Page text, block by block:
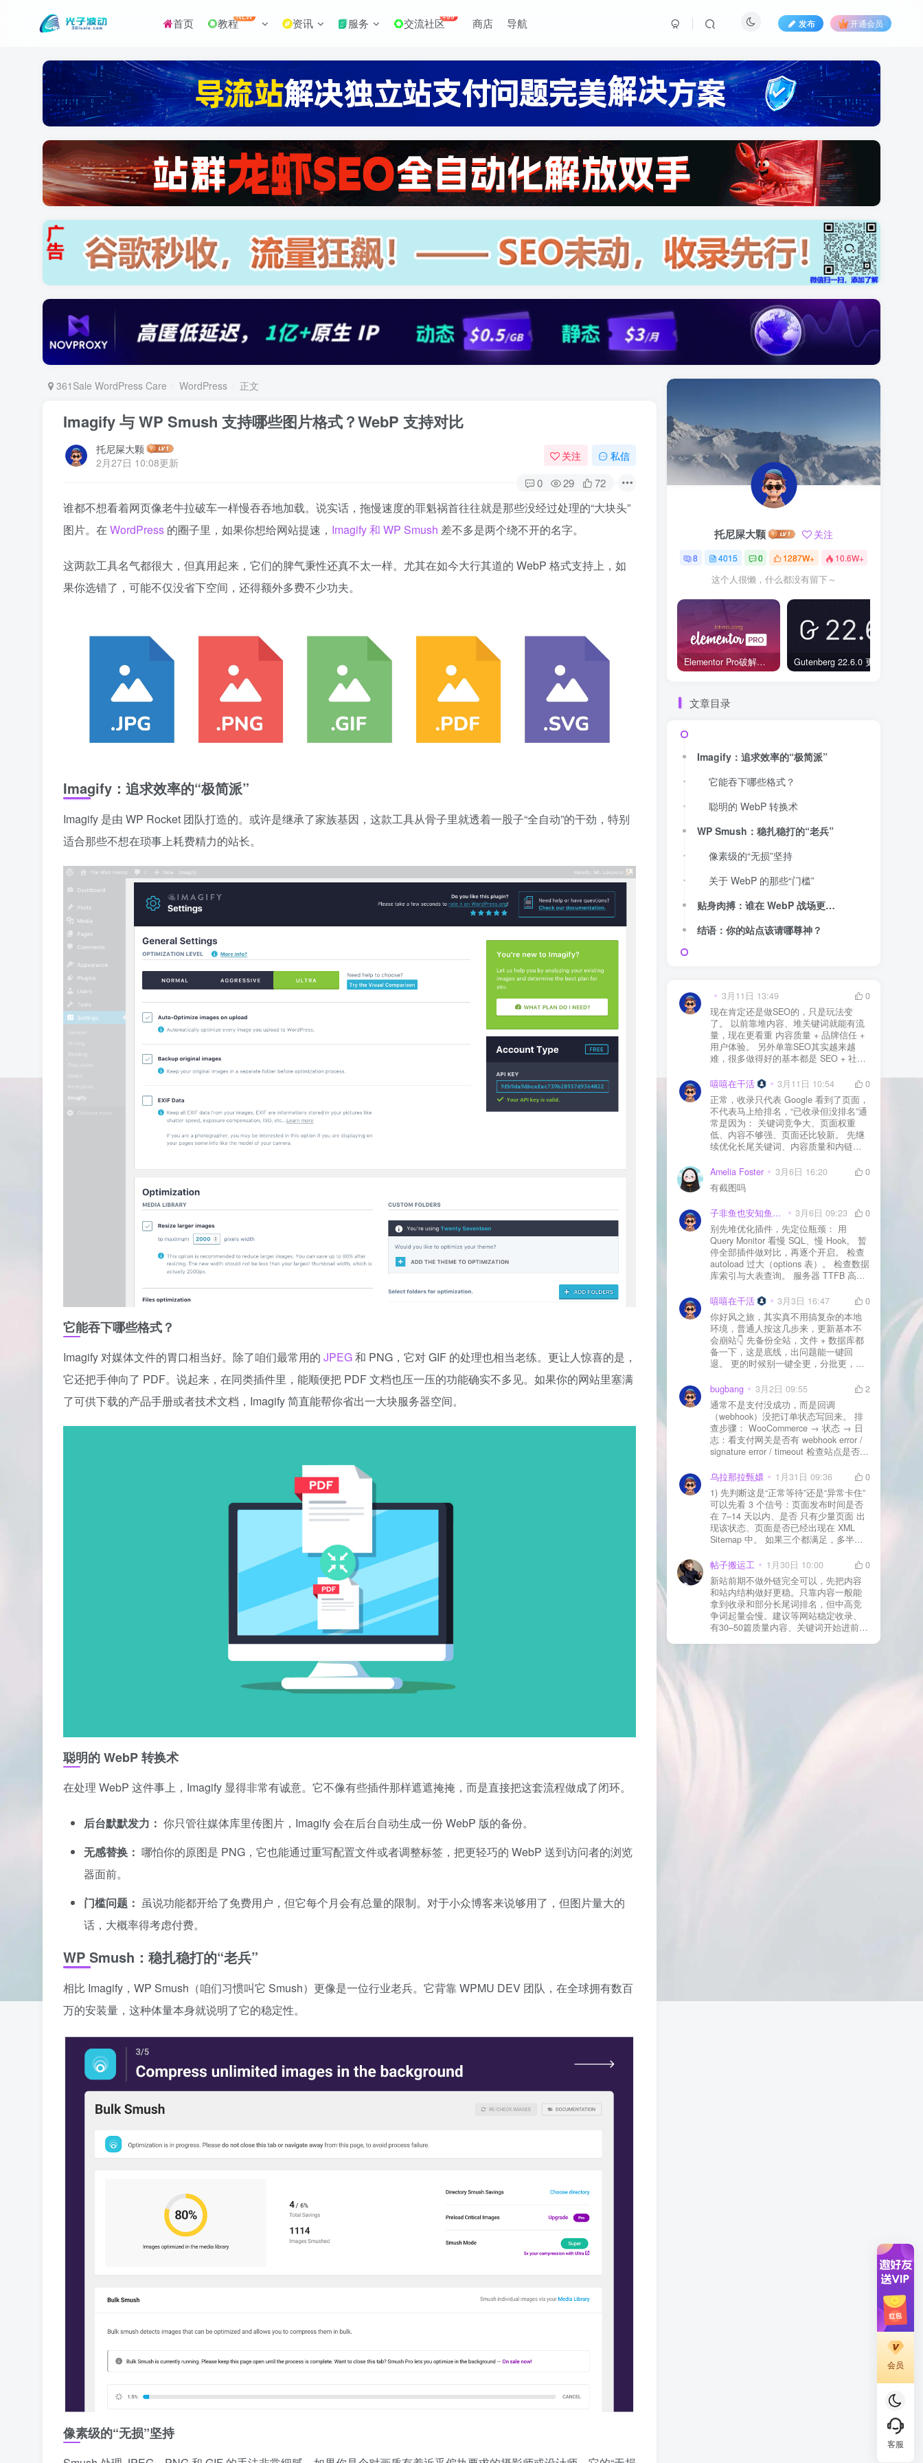
首页 教程NEW 资讯 服务 交流社区+99 商店 导航 发布 开通会员
361Sale WordPress Care WordPress 正文
Imagify 与 WP Smush 支持哪些图片格式？WebP 支持对比
托尼屎大颗
2月27日 10:08更新
关注 私信
0 29 72
谁都不想看着网页像老牛拉破车一样慢吞吞地加载。说实话，拖慢速度的罪魁祸首往往就是那些没经过处理的“大块头”
图片。在 WordPress 的圈子里，如果你想给网站提速， Imagify 和 WP Smush 差不多是两个绕不开的名字。
这两款工具名气都很大，但真用起来，它们的脾气秉性还真不太一样。尤其在如今大行其道的 WebP 格式支持上，如
果你选错了，可能不仅没省下空间，还得额外多费不少功夫。
Imagify：追求效率的“极简派”
Imagify 是由 WP Rocket 团队打造的。或许是继承了家族基因，这款工具从骨子里就透着一股子“全自动”的干劲，特别
适合那些不想在琐事上耗费精力的站长。
它能吞下哪些格式？
Imagify 对媒体文件的胃口相当好。除了咱们最常用的 JPEG和 PNG，它对 GIF 的处理也相当老练。更让人惊喜的是，
它还把手伸向了 PDF。说起来，在同类插件里，能顺便把 PDF 文档也压一压的功能确实不多见。如果你的网站里塞满
了可供下载的产品手册或者技术文档，Imagify 简直能帮你省出一大块服务器空间。
聪明的 WebP 转换术
在处理 WebP 这件事上，Imagify 显得非常有诚意。它不像有些插件那样遮遮掩掩，而是直接把这套流程做成了闭环。
后台默默发力： 你只管往媒体库里传图片，Imagify 会在后台自动生成一份 WebP 版的备份。
无感替换： 哪怕你的原图是 PNG，它也能通过重写配置文件或者调整标签，把更轻巧的 WebP 送到访问者的浏览
器面前。
门槛问题： 虽说功能都开给了免费用户，但它每个月会有总量的限制。对于小众博客来说够用了，但图片量大的
话，大概率得考虑付费。
WP Smush：稳扎稳打的“老兵”
相比 Imagify，WP Smush（咱们习惯叫它 Smush）更像是一位行业老兵。它背靠 WPMU DEV 团队，在全球拥有数百
万的安装量，这种体量本身就说明了它的稳定性。
像素级的“无损”坚持
托尼屎大颗 关注
8 4015 0 1287W+ 10.6W+
这个人很懒，什么都没有留下～
Elementor Pro破解版还能用吗？2026年常见风险与后果盘点
文章目录
Imagify：追求效率的“极简派”
它能吞下哪些格式？
聪明的 WebP 转换术
WP Smush：稳扎稳打的“老兵”
像素级的“无损”坚持
关于 WebP 的那些“门槛”
贴身肉搏：谁在 WebP 战场更胜一筹？
结语：你的站点该请哪尊神？
3月11日 13:49
0
现在肯定还是做SEO的，只是玩法变
了。 以前靠堆内容、堆关键词就能有流
量，现在更看重 内容质量 + 品牌信任 +
用户体验。 另外单靠SEO其实越来越
难，很多做得好的基本都是 SEO + 社媒
质还是一个长期获客渠道，但不能再当
成唯一渠道了。
嘻嘻在干活 3月11日 10:54
0
正常，收录只代表 Google 看到了页面，
不代表马上给排名，“已收录但没排名”通
常是因为： 关键词竞争大、页面权重
低、内容不够强、页面还比较新。 先继
续优化长尾关键词、内容质量和内链，
Amelia Foster
3月6日 16:20
0
有截图吗
子非鱼也安知鱼之乐 3月6日 09:23
0
别先堆优化插件，先定位瓶颈： 用
Query Monitor 看慢 SQL、慢 Hook。 暂
停全部插件做对比，再逐个开启。 检查
autoload 过大（options 表）。 检查数据
库索引与大表查询。 服务器 TTFB 高就
嘻嘻在干活
3月3日 16:47
0
你好风之旅，其实真不用搞复杂的本地
环境，普通人按这几步来，更新基本不
会崩站👇 先备份全站，文件 + 数据库都
备一下，这是底线，出问题能一键回
退。 更的时候别一键全更，分批更，先
立刻清缓存，去前台检查首页、文章
页、按钮、表单这些关键位置。 最好再
装个支持版本回滚的插件，万一崩了，
一秒切回旧版。 总结来说：先备份、分
批更、更完查、留退路，稳得很✅😎希望
能帮到你
bugbang 3月2日 09:55
2
通常不是支付没成功，而是回调
（webhook）没把订单状态写回来。 排
查步骤： WooCommerce → 状态 → 日
志：看支付网关是否有 webhook error /
signature error / timeout 检查站点是否被
全插件） 检查是否启用了“缓存结账页/接
口路径”（结账页和回调接口不应缓存）
看服务器错误日志是否有 500/致命错误
导致回调执行中断 解决方案： 放行 wp-
json、wc-api、支付网关回调 URL（按网
关文档配置） 关闭结账页的缓存与 JS
合并压缩测试一次 若使用 Cloudflare：
则
乌拉那拉甄嬛 1月31日 09:36
0
1) 先判断这是“正常等待”还是“异常卡住”
可以先看 3 个信号：页面发布时间是否
在 7–14 天以内、是否 只有少量页面 出
现该状态、页面是否已经出现在 XML
Sitemap 中。 如果三个都满足，多半属
手。 2) 什么情况下“等”是没用的？ 以下
情况基本不会靠时间自动解决：页面几
乎没有内链（孤立页）、内容与站内已
有页面高度相似、canonical 指向了别的
URL、同一主题短时间发布太多相似文
章。 这种情况下，Google 已经抓取，但
判断“当前不值得进入索引”。 3) 最有效
的人工干预方式（不折腾） 优先做这 3
确认 canonical 为自指，避免被判定为重
复页，做完再去 GSC 请求重新编入索引
即可。 4) 什么“干预动作”反而容易适得
其反？ 不太推荐：频繁删除重发、连续
多次点“请求编入索引”、为了收录强行堆
关键词、随意改 URL 或标题 这些操作会
慢收录。 5) 一个实用判断标准 如果一篇
帖子搬运工 1月30日 10:00
0
新站前期不做外链完全可以，先把内容
和站内结构做好更稳。只靠内容一般能
拿到收录和部分长尾词排名，但中高竞
争词起量会慢。建议等网站稳定收录、
有30–50篇质量内容、关键词开始进前
会员
客服